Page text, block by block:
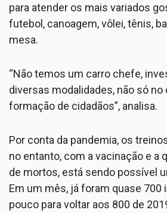
para atender os mais variados
futebol, canoagem, vôlei, tênis,
mesa.
“Não temos um carro chefe,
diversas modalidades, não só no
formação de cidadãos”, analisa.
Por conta da pandemia, os
no entanto, com a vacinação e a
de mortos, está sendo possível
Em um mês, já foram quase
pouco para voltar aos 800 de